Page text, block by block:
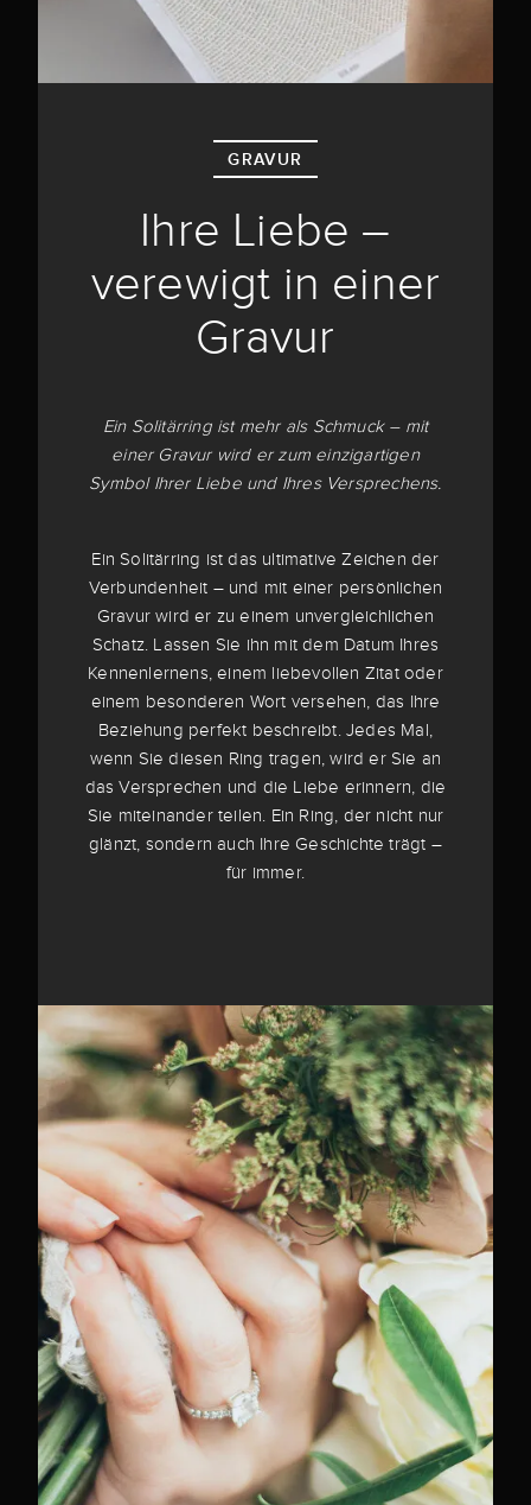
GRAVUR
Ihre Liebe –
verewigt in einer
Gravur
Ein Solitärring ist mehr als Schmuck – mit
einer Gravur wird er zum einzigartigen
Symbol Ihrer Liebe und Ihres Versprechens.
Ein Solitärring ist das ultimative Zeichen der
Verbundenheit – und mit einer persönlichen
Gravur wird er zu einem unvergleichlichen
Schatz. Lassen Sie ihn mit dem Datum Ihres
Kennenlernens, einem liebevollen Zitat oder
einem besonderen Wort versehen, das Ihre
Beziehung perfekt beschreibt. Jedes Mal,
wenn Sie diesen Ring tragen, wird er Sie an
das Versprechen und die Liebe erinnern, die
Sie miteinander teilen. Ein Ring, der nicht nur
glänzt, sondern auch Ihre Geschichte trägt –
für immer.